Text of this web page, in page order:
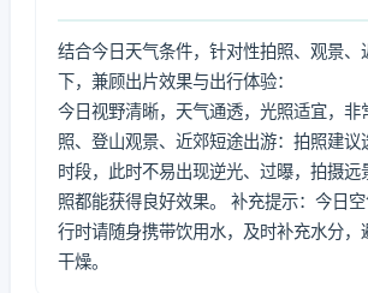
结合今日天气条件，针对性拍照、观景、
下，兼顾出片效果与出行体验：
今日视野清晰，天气通透，光照适宜，非
照、登山观景、近郊短途出游：拍照建议
时段，此时不易出现逆光、过曝，拍摄远
照都能获得良好效果。 补充提示：今日
行时请随身携带饮用水，及时补充水分，
干燥。